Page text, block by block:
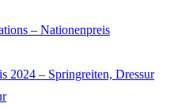
– Nationenpreis
2024 – Springreiten, Dressur